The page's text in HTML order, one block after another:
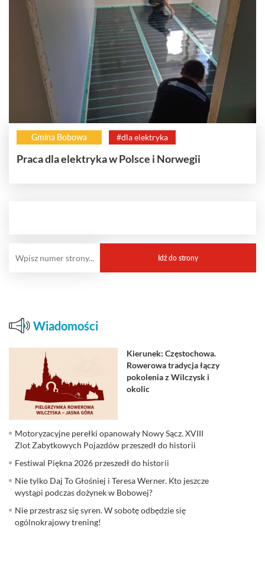
Gmina Bobowa #dla elektryka
Praca dla elektryka w Polsce i Norwegii
Wiadomości
Kierunek: Częstochowa.
Rowerowa tradycja łączy
pokolenia z Wilczysk i
okolic
Motoryzacyjne perełki opanowały Nowy Sącz. XVIII
Zlot Zabytkowych Pojazdów przeszedł do historii
Festiwal Piękna 2026 przeszedł do historii
Nie tylko Daj To Głośniej i Teresa Werner. Kto jeszcze
wystąpi podczas dożynek w Bobowej?
Nie przestrasz się syren. W sobotę odbędzie się
ogólnokrajowy trening!